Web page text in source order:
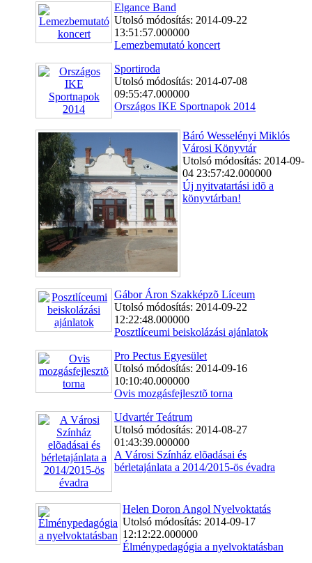
Elgance Band
Utolsó módosítás: 2014-09-22
13:51:57.000000
Lemezbemutató koncert
Sportiroda
Utolsó módosítás: 2014-07-08
09:55:47.000000
Országos IKE Sportnapok 2014
Báró Wesselényi Miklós
Városi Könyvtár
Utolsó módosítás: 2014-09-
04 23:57:42.000000
Új nyitvatartási idõ a
könyvtárban!
Gábor Áron Szakképzõ Líceum
Utolsó módosítás: 2014-09-22
12:22:48.000000
Posztlíceumi beiskolázási ajánlatok
Pro Pectus Egyesület
Utolsó módosítás: 2014-09-16
10:10:40.000000
Ovis mozgásfejlesztõ torna
Udvartér Teátrum
Utolsó módosítás: 2014-08-27
01:43:39.000000
A Városi Színház elõadásai és
bérletajánlata a 2014/2015-ös évadra
Helen Doron Angol Nyelvoktatás
Utolsó módosítás: 2014-09-17
12:12:22.000000
Élménypedagógia a nyelvoktatásban